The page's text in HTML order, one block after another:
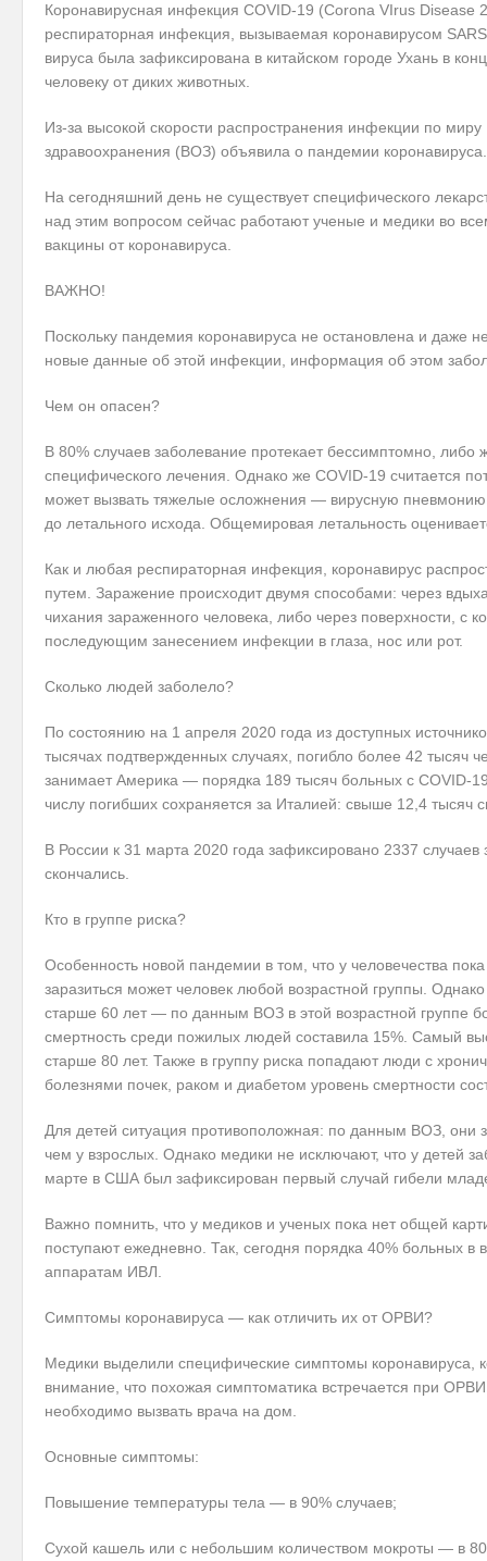
Коронавирусная инфекция COVID-19 (Corona VIrus Disease
респираторная инфекция, вызываемая коронавирусом
вируса была зафиксирована в китайском городе Ухань в
человеку от диких животных.
Из-за высокой скорости распространения инфекции по
здравоохранения (ВОЗ) объявила о пандемии коронавируса.
На сегодняшний день не существует специфического
над этим вопросом сейчас работают ученые и медики во
вакцины от коронавируса.
ВАЖНО!
Поскольку пандемия коронавируса не остановлена и даже
новые данные об этой инфекции, информация об этом
Чем он опасен?
В 80% случаев заболевание протекает бессимптомно, либо
специфического лечения. Однако же COVID-19 считается
может вызвать тяжелые осложнения — вирусную пневмонию
до летального исхода. Общемировая летальность
Как и любая респираторная инфекция, коронавирус
путем. Заражение происходит двумя способами: через
чихания зараженного человека, либо через поверхности, с
последующим занесением инфекции в глаза, нос или рот.
Сколько людей заболело?
По состоянию на 1 апреля 2020 года из доступных
тысячах подтвержденных случаях, погибло более 42 тысяч
занимает Америка — порядка 189 тысяч больных с COVID-
числу погибших сохраняется за Италией: свыше 12,4
В России к 31 марта 2020 года зафиксировано 2337
скончались.
Кто в группе риска?
Особенность новой пандемии в том, что у человечества
заразиться может человек любой возрастной группы.
старше 60 лет — по данным ВОЗ в этой возрастной группе
смертность среди пожилых людей составила 15%. Самый
старше 80 лет. Также в группу риска попадают люди с
болезнями почек, раком и диабетом уровень смертности
Для детей ситуация противоположная: по данным ВОЗ, они
чем у взрослых. Однако медики не исключают, что у детей
марте в США был зафиксирован первый случай гибели
Важно помнить, что у медиков и ученых пока нет общей
поступают ежедневно. Так, сегодня порядка 40% больных в
аппаратам ИВЛ.
Симптомы коронавируса — как отличить их от ОРВИ?
Медики выделили специфические симптомы коронавируса,
внимание, что похожая симптоматика встречается при
необходимо вызвать врача на дом.
Основные симптомы:
Повышение температуры тела — в 90% случаев;
Сухой кашель или с небольшим количеством мокроты — в